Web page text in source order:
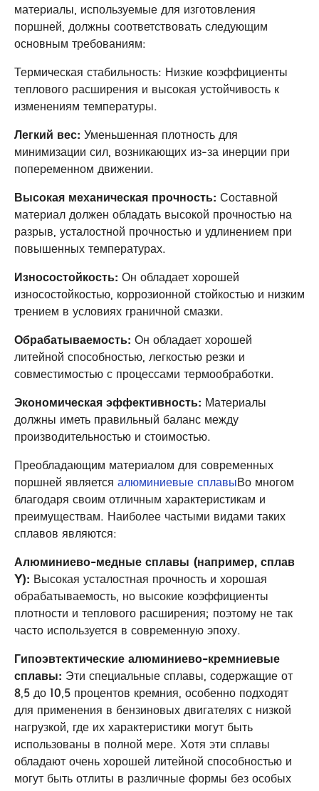
материалы, используемые для изготовления
поршней, должны соответствовать следующим
основным требованиям:
Термическая стабильность: Низкие коэффициенты
теплового расширения и высокая устойчивость к
изменениям температуры.
Легкий вес: Уменьшенная плотность для
минимизации сил, возникающих из-за инерции при
попеременном движении.
Высокая механическая прочность: Составной
материал должен обладать высокой прочностью на
разрыв, усталостной прочностью и удлинением при
повышенных температурах.
Износостойкость: Он обладает хорошей
износостойкостью, коррозионной стойкостью и низким
трением в условиях граничной смазки.
Обрабатываемость: Он обладает хорошей
литейной способностью, легкостью резки и
совместимостью с процессами термообработки.
Экономическая эффективность: Материалы
должны иметь правильный баланс между
производительностью и стоимостью.
Преобладающим материалом для современных
поршней является алюминиевые сплавыВо многом
благодаря своим отличным характеристикам и
преимуществам. Наиболее частыми видами таких
сплавов являются:
Алюминиево-медные сплавы (например, сплав
Y): Высокая усталостная прочность и хорошая
обрабатываемость, но высокие коэффициенты
плотности и теплового расширения; поэтому не так
часто используется в современную эпоху.
Гипоэвтектические алюминиево-кремниевые
сплавы: Эти специальные сплавы, содержащие от
8,5 до 10,5 процентов кремния, особенно подходят
для применения в бензиновых двигателях с низкой
нагрузкой, где их характеристики могут быть
использованы в полной мере. Хотя эти сплавы
обладают очень хорошей литейной способностью и
могут быть отлиты в различные формы без особых